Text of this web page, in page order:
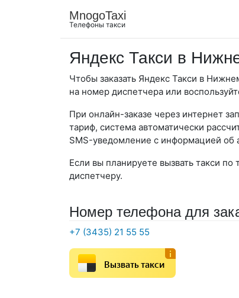
MnogoTaxi
Телефоны такси
Яндекс Такси в
Чтобы заказать Яндекс Такси в
на номер диспетчера или
При онлайн-заказе через интернет
тариф, система автоматически
SMS-уведомление с информацией об
Если вы планируете вызвать такси
диспетчеру.
Номер телефона для
+7 (3435) 21 55 55
Вызвать такси